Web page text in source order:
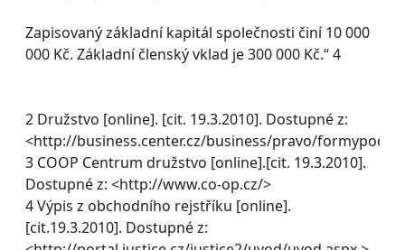
Zapisovaný základní kapitál společnosti činí 10 000
000 Kč. Základní členský vklad je 300 000 Kč.“ 4
2 Družstvo [online]. [cit. 19.3.2010]. Dostupné z:
<http://business.center.cz/business/pravo/
3 COOP Centrum družstvo [online].[cit. 19.3.2010].
Dostupné z: <http://www.co-op.cz/>
4 Výpis z obchodního rejstříku [online].
[cit.19.3.2010]. Dostupné z: